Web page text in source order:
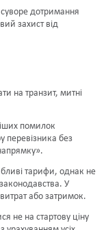
суворе дотримання
захист від
на транзит, митні
помилок
перевізника без
тарифи, однак не
У
або затримок.
не на стартову ціну